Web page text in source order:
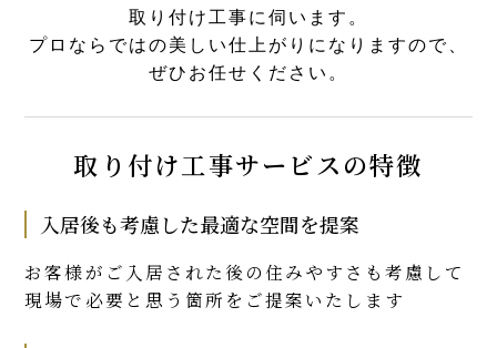
取り付け工事に伺います。
プロならではの美しい仕上がりになりますので、
ぜひお任せください。
取り付け工事サービスの特徴
入居後も考慮した最適な空間を提案
お客様がご入居された後の住みやすさも考慮して
現場で必要と思う箇所をご提案いたします